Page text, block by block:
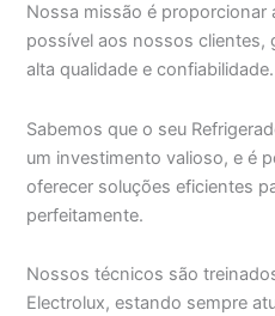
Nossa missão é proporcionar
possível aos nossos clientes,
alta qualidade e confiabilidade.
Sabemos que o seu
um investimento valioso, e é
oferecer soluções eficientes
perfeitamente.
Nossos técnicos são
Electrolux, estando sempre